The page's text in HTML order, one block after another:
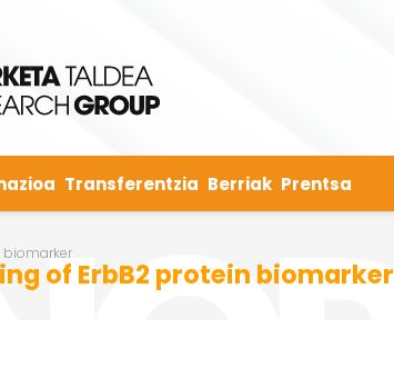
Transferentzia Berriak Prentsa
biomarker
of ErbB2 protein biomarker